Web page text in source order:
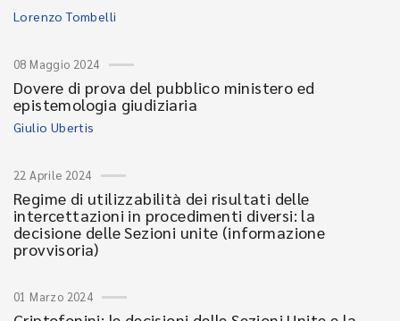
Lorenzo Tombelli
08 Maggio 2024
Dovere di prova del pubblico ministero ed
epistemologia giudiziaria
Giulio Ubertis
22 Aprile 2024
Regime di utilizzabilità dei risultati delle
intercettazioni in procedimenti diversi: la
decisione delle Sezioni unite (informazione
provvisoria)
01 Marzo 2024